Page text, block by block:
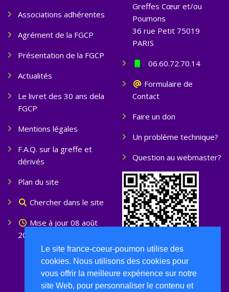
Le site france-coeur-poumon utilise des
cookies. Nous utilisons des cookies pour
vous offrir la meilleure expérience sur notre
site Web, pour personnaliser le contenu et
Associations adhérentes
Agrément de la FGCP
Présentation de la FGCP
Actualités
Le livret des 30 ans dela
FGCP
Mentions légales
F.A.Q. sur la greffe et
dérivés
Plan du site
Chercher dans le site
Mise à jour 08 août
2026
Greffes Cœur et/ou
Poumons
36 rue Petit 75019
PARIS
06.60.72.70.14
Formulaire de
Contact
Faire un don
Un problème technique?
Question au webmaster?